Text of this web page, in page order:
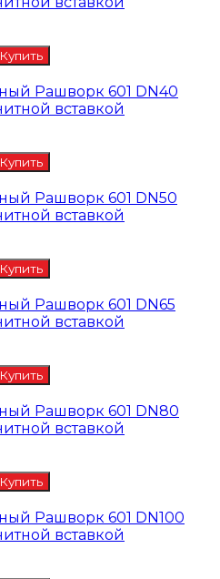
Рашворк 601 DN40
вставкой
Рашворк 601 DN50
вставкой
Рашворк 601 DN65
вставкой
Рашворк 601 DN80
вставкой
Рашворк 601 DN100
вставкой